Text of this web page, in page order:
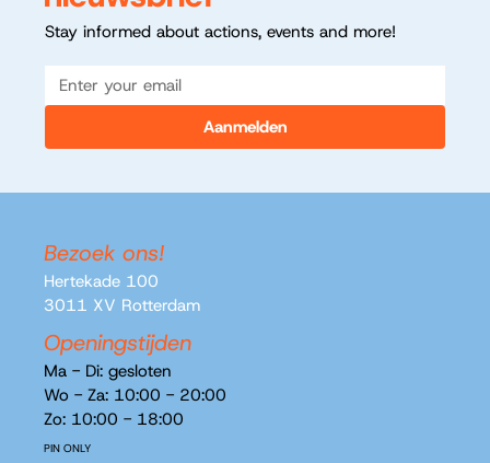
Stay informed about actions, events and more!
Aanmelden
Bezoek ons!
Hertekade 100
3011 XV Rotterdam
Openingstijden
Ma - Di: gesloten
​​Wo - Za: 10:00 - 20:00
Zo: 10:00 - 18:00
PIN ONLY